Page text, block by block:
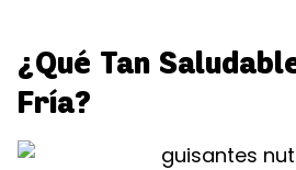
¿Qué Tan
Fría?